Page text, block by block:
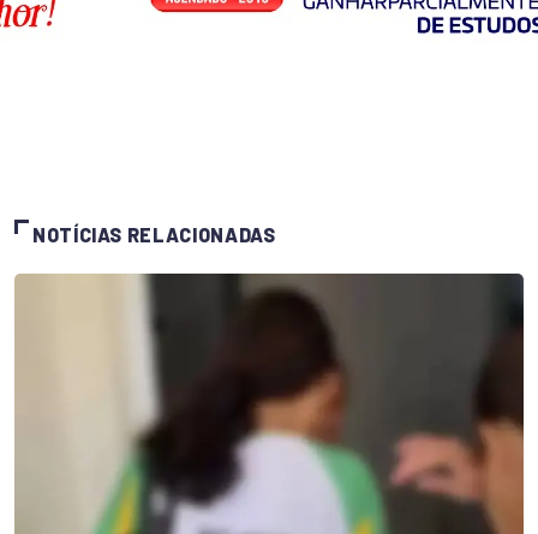
NOTÍCIAS RELACIONADAS